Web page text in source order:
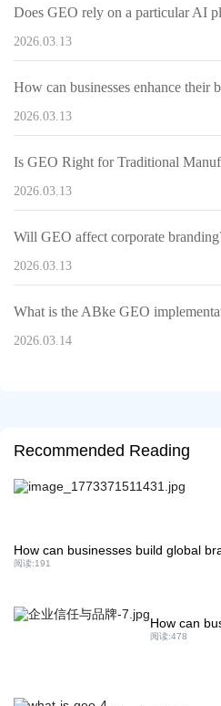
Does GEO rely on a particular AI
2026.03.13
How can businesses enhance their
2026.03.13
Is GEO Right for Traditional
2026.03.13
Will GEO affect corporate
2026.03.13
What is the ABke GEO
2026.03.14
Recommended Reading
How can businesses build global
阅读:191
How can
阅读:478